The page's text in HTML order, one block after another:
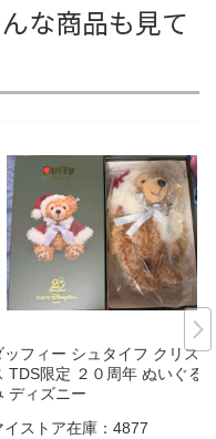
な商品も見て
ッフィー シュタイフ クリスマ
TDS限定 ２０周年 ぬいぐる
ディズニー
イストア在庫： 4877